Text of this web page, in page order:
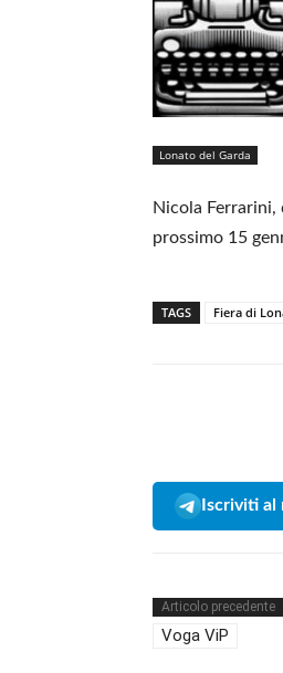
Lonato del Garda
Nicola Ferrarini,
prossimo 15
TAGS Fiera di
Iscriviti
Articolo precedente
Voga ViP